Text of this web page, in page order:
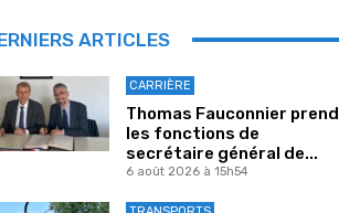
ARTICLES
CARRIÈRE
Thomas Fauconnier prend
les fonctions de
secrétaire général de...
6 août 2026 à 15h54